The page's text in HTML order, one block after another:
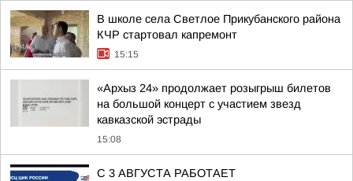
В школе села Светлое Прикубанского района
КЧР стартовал капремонт
15:15
«Архыз 24» продолжает розыгрыш билетов
на большой концерт с участием звезд
кавказской эстрады
15:08
С 3 АВГУСТА РАБОТАЕТ